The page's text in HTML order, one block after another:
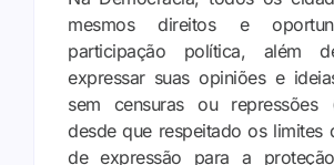
mesmos direitos e
participação política, além
expressar suas opiniões e
sem censuras ou repressões
desde que respeitado os limites
de expressão para a